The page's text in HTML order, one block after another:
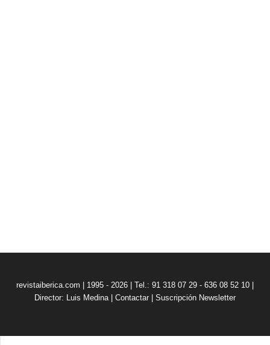
revistaiberica.com | 1995 - 2026 | Tel.: 91 318 07 29 - 636 08 52 10 |
Director: Luis Medina| Contactar Suscripción Newsletter